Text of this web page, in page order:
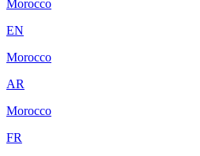
Morocco
EN
Morocco
AR
Morocco
FR